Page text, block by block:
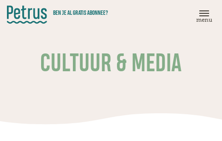
Doorgaan
naar
hoofdinhoud
BEN JE AL GRATIS ABONNEE?
menu
CULTUUR & MEDIA